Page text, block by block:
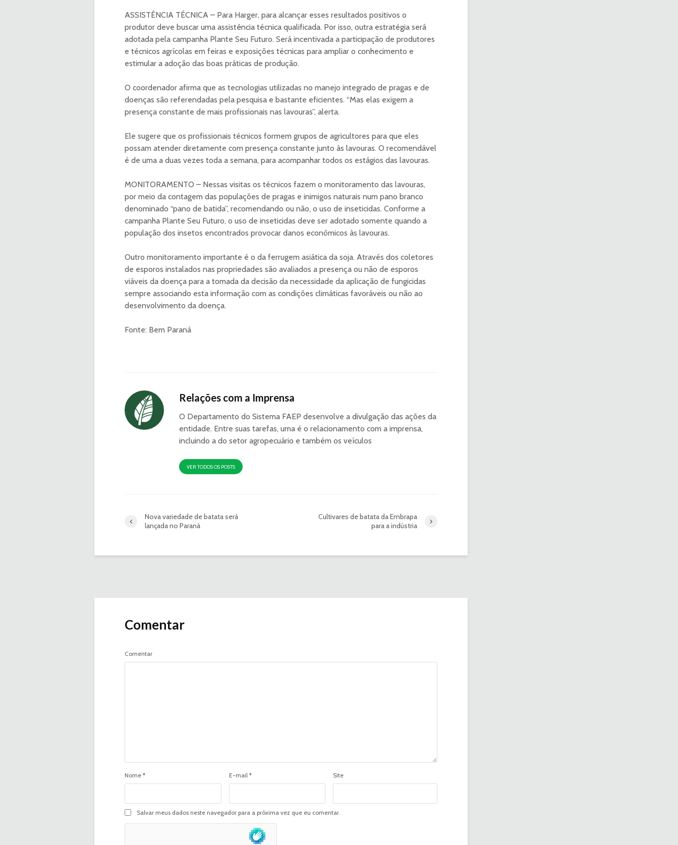
ASSISTÊNCIA TÉCNICA – Para Harger, para alcançar esses resultados positivos o
produtor deve buscar uma assistência técnica qualificada. Por isso, outra estratégia será
adotada pela campanha Plante Seu Futuro. Será incentivada a participação de produtores
e técnicos agrícolas em feiras e exposições técnicas para ampliar o conhecimento e
estimular a adoção das boas práticas de produção.
O coordenador afirma que as tecnologias utilizadas no manejo integrado de pragas e de
doenças são referendadas pela pesquisa e bastante eficientes. “Mas elas exigem a
presença constante de mais profissionais nas lavouras”, alerta.
Ele sugere que os profissionais técnicos formem grupos de agricultores para que eles
possam atender diretamente com presença constante junto às lavouras. O recomendável
é de uma a duas vezes toda a semana, para acompanhar todos os estágios das lavouras.
MONITORAMENTO – Nessas visitas os técnicos fazem o monitoramento das lavouras,
por meio da contagem das populações de pragas e inimigos naturais num pano branco
denominado “pano de batida”, recomendando ou não, o uso de inseticidas. Conforme a
campanha Plante Seu Futuro, o uso de inseticidas deve ser adotado somente quando a
população dos insetos encontrados provocar danos econômicos às lavouras.
Outro monitoramento importante é o da ferrugem asiática da soja. Através dos coletores
de esporos instalados nas propriedades são avaliados a presença ou não de esporos
viáveis da doença para a tomada da decisão da necessidade da aplicação de fungicidas
sempre associando esta informação com as condições climáticas favoráveis ou não ao
desenvolvimento da doença.
Fonte: Bem Paraná
Relações com a Imprensa
O Departamento do Sistema FAEP desenvolve a divulgação das ações da
entidade. Entre suas tarefas, uma é o relacionamento com a imprensa,
incluindo a do setor agropecuário e também os veículos
VER TODOS OS POSTS
Nova variedade de batata será
lançada no Paraná
Cultivares de batata da Embrapa
para a indústria
Comentar
Comentar
Nome * E-mail * Site
Salvar meus dados neste navegador para a próxima vez que eu comentar.